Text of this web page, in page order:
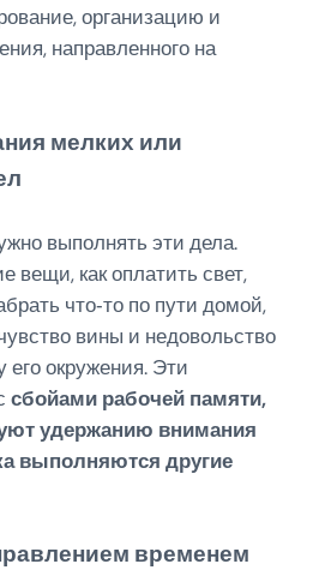
организацию и
направленного на
мелких или
выполнять эти дела.
вещи, как оплатить свет,
что‑то по пути домой,
вины и недовольство
его окружения. Эти
сбойами рабочей памяти,
удержанию внимания
выполняются другие
временем